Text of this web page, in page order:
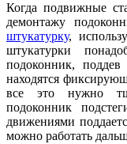
Когда подвижные
демонтажу
штукатурку,
штукатурки
подоконник,
находятся
все это нужно
подоконник
движениями
можно работать